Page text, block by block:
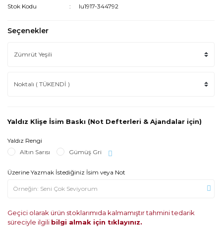
Stok Kodu
lu1917-344792
Seçenekler
Yaldız Klişe İsim Baskı (Not Defterleri & Ajandalar için)
Yaldız Rengi
Altın Sarısı
Gümüş Gri
Üzerine Yazmak İstediğiniz İsim veya Not
Geçici olarak ürün stoklarımıda kalmamıştır tahmini tedarik
süreciyle ilgili bilgi almak için tıklayınız.